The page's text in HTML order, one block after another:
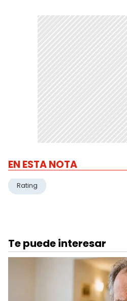
EN ESTA NOTA
Rating